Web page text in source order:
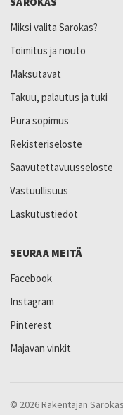
Miksi valita Sarokas?
Toimitus ja nouto
Maksutavat
Takuu, palautus ja tuki
Pura sopimus
Rekisteriseloste
Saavutettavuusseloste
Vastuullisuus
Laskutustiedot
SEURAA MEITÄ
Facebook
Instagram
Pinterest
Majavan vinkit
© 2026 Rakentajan